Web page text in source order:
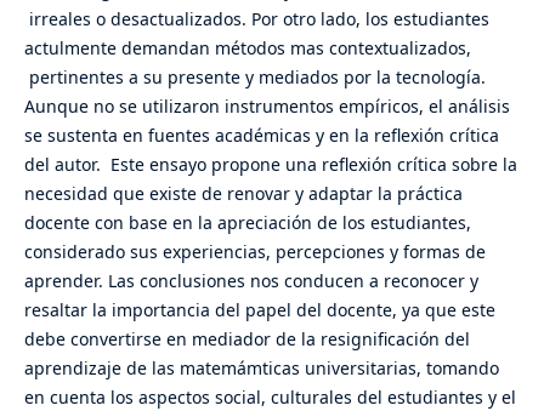
irreales o desactualizados. Por otro lado, los estudiantes
actulmente demandan métodos mas contextualizados,
pertinentes a su presente y mediados por la tecnología.
Aunque no se utilizaron instrumentos empíricos, el análisis
se sustenta en fuentes académicas y en la reflexión crítica
del autor. Este ensayo propone una reflexión crítica sobre la
necesidad que existe de renovar y adaptar la práctica
docente con base en la apreciación de los estudiantes,
considerado sus experiencias, percepciones y formas de
aprender. Las conclusiones nos conducen a reconocer y
resaltar la importancia del papel del docente, ya que este
debe convertirse en mediador de la resignificación del
aprendizaje de las matemámticas universitarias, tomando
en cuenta los aspectos social, culturales del estudiantes y el